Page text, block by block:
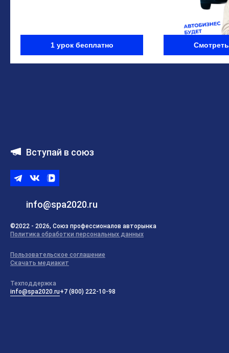
1 урок бесплатно
Вступай в союз
info@spa2020.ru
TelegramВКонтакте
ВК
©2022 - 2026, Союз профессионалов авторынка
Политика обработки персональных данных
Пользовательское соглашение
Скачать медиакит
Техподдержка
info@spa2020.ru+7 (800) 222-10-98